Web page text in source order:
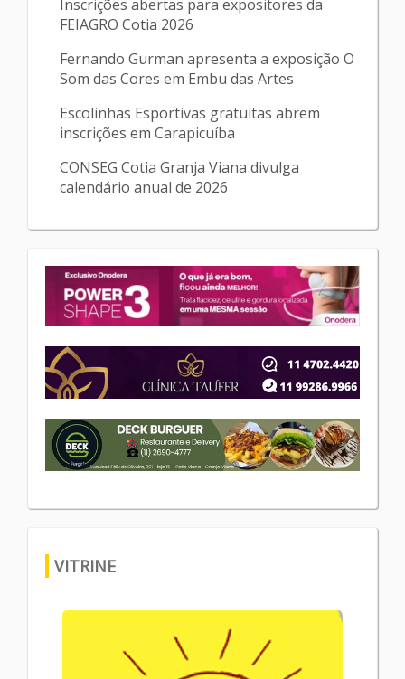
Inscrições abertas para expositores da
FEIAGRO Cotia 2026
Fernando Gurman apresenta a exposição O
Som das Cores em Embu das Artes
Escolinhas Esportivas gratuitas abrem
inscrições em Carapicuíba
CONSEG Cotia Granja Viana divulga
calendário anual de 2026
VITRINE